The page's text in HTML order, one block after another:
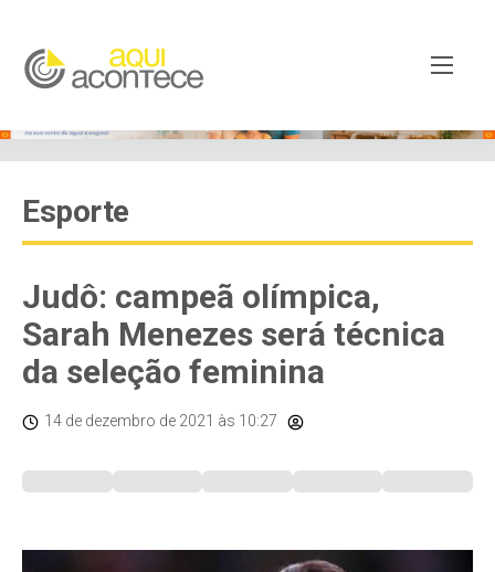
Esporte
Judô: campeã olímpica,
Sarah Menezes será técnica
da seleção feminina
14 de dezembro de 2021 às 10:27